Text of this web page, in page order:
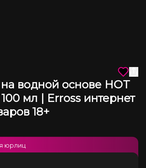
водной основе HOT
мл | Erross интернет
18+
юрлиц